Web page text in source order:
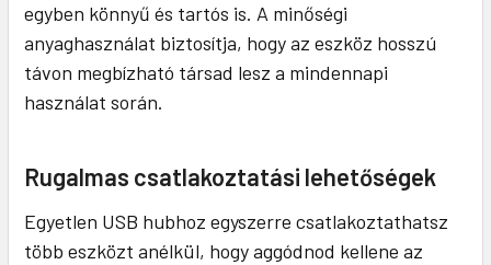
egyben könnyű és tartós is. A minőségi
anyaghasználat biztosítja, hogy az eszköz hosszú
távon megbízható társad lesz a mindennapi
használat során.
Rugalmas csatlakoztatási lehetőségek
Egyetlen USB hubhoz egyszerre csatlakoztathatsz
több eszközt anélkül, hogy aggódnod kellene az